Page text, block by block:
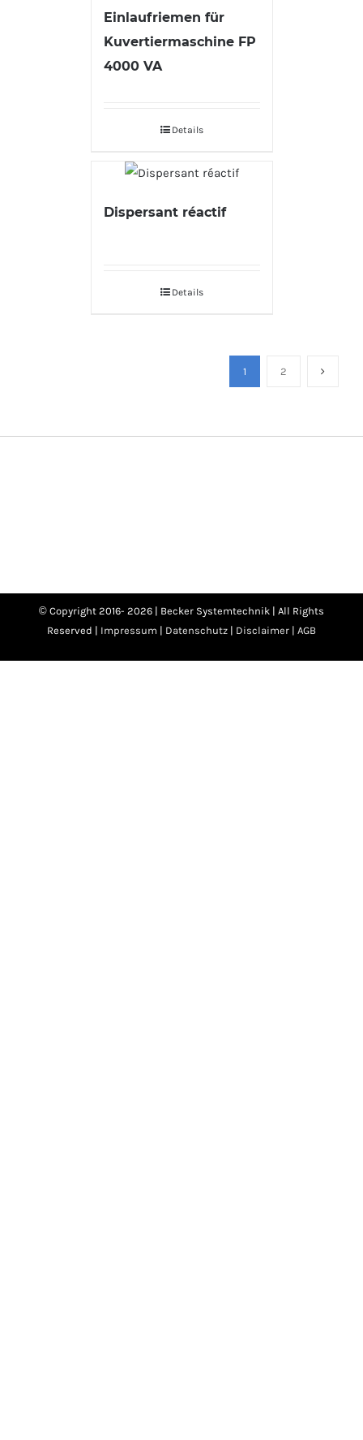
Einlaufriemen für
Kuvertiermaschine FP
4000 VA
Details
Dispersant réactif
Details
1 2
© Copyright 2016- 2026 | Becker Systemtechnik | All Rights
Reserved | Impressum | Datenschutz | Disclaimer | AGB